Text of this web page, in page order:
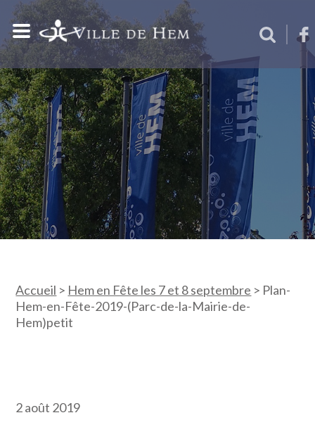
Accueil > Hem en Fête les 7 et 8 septembre > Plan-
Hem-en-Fête-2019-(Parc-de-la-Mairie-de-
Hem)petit
2 août 2019